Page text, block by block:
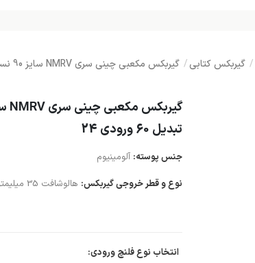
گیربکس کتابی گیربکس مکعبی چینی سری NMRV سایز 90 نسبت تبدیل 60 ورودی 24
تبدیل 60 ورودی 24
جنس پوسته: آلومینیوم
نوع و قطر خروجی گیربکس: هالوشافت 35 میلیمتر
انتخاب نوع فلنچ ورودی: